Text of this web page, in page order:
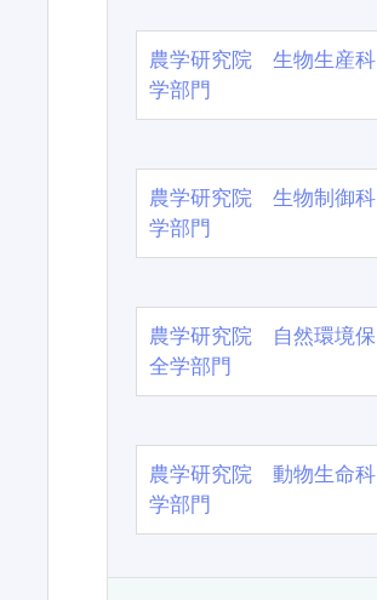
農学研究院 生物生産科
学部門
農学研究院 生物制御科
学部門
農学研究院 自然環境保
全学部門
農学研究院 動物生命科
学部門